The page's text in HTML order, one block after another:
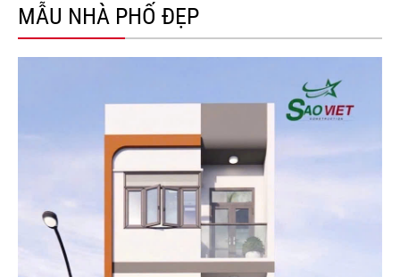
MẪU NHÀ PHỐ ĐẸP